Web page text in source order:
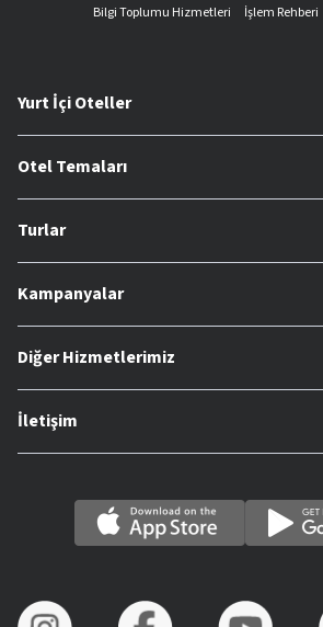
Bilgi Toplumu Hizmetleri
İşlem Rehberi
Yurt İçi Oteller
Otel Temaları
Turlar
Kampanyalar
Diğer Hizmetlerimiz
İletişim